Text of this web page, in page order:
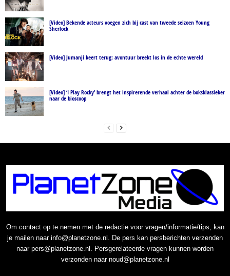
[Video] Bekende acteurs voegen zich bij cast van tweede seizoen Young
Sherlock
[Video] Jumanji keert terug: avontuur breekt los in de echte wereld
[Video] ‘I Play Rocky’ brengt het inspirerende verhaal achter de boksklassieker
naar de bioscoop
Om contact op te nemen met de redactie voor vragen/informatie/tips, kan
je mailen naar info@planetzone.nl. De pers kan persberichten verzenden
naar pers@planetzone.nl. Persgerelateerde vragen kunnen worden
verzonden naar noud@planetzone.nl